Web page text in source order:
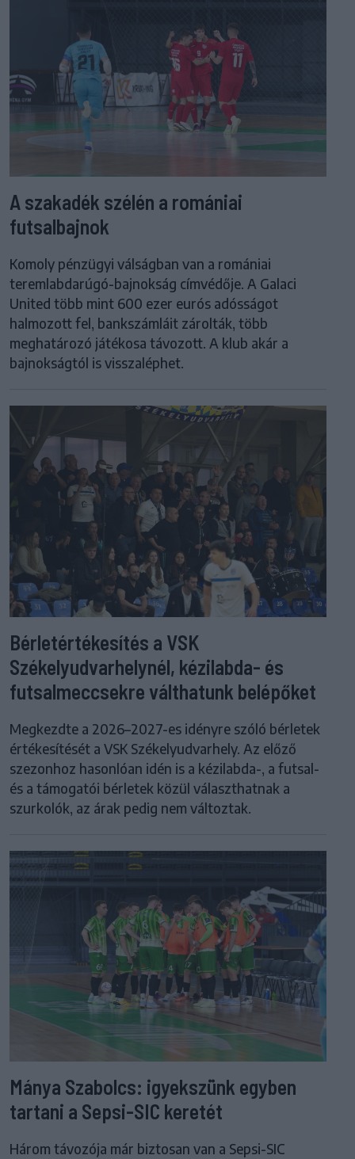
A szakadék szélén a romániai
futsalbajnok
Komoly pénzügyi válságban van a romániai
teremlabdarúgó-bajnokság címvédője. A Galaci
United több mint 600 ezer eurós adósságot
halmozott fel, bankszámláit zárolták, több
meghatározó játékosa távozott. A klub akár a
bajnokságtól is visszaléphet.
Bérletértékesítés a VSK
Székelyudvarhelynél, kézilabda- és
futsalmeccsekre válthatunk belépőket
Megkezdte a 2026–2027-es idényre szóló bérletek
értékesítését a VSK Székelyudvarhely. Az előző
szezonhoz hasonlóan idén is a kézilabda-, a futsal-
és a támogatói bérletek közül választhatnak a
szurkolók, az árak pedig nem változtak.
Mánya Szabolcs: igyekszünk egyben
tartani a Sepsi-SIC keretét
Három távozója már biztosan van a Sepsi-SIC